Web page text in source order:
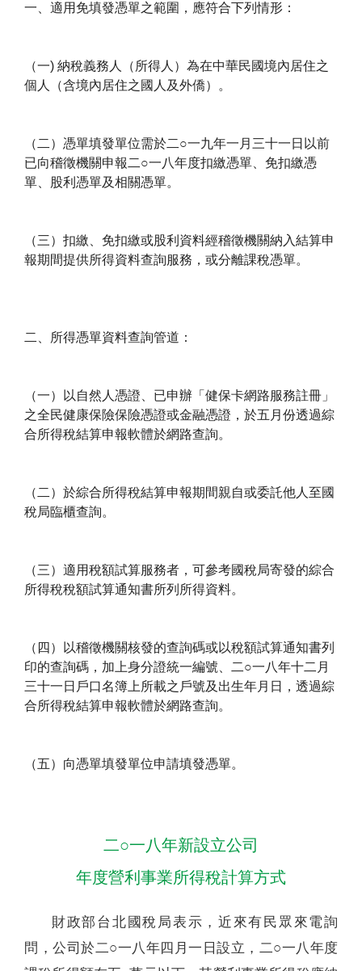
一、適用免填發憑單之範圍，應符合下列情形：
（一) 納稅義務人（所得人）為在中華民國境內居住之
個人（含境內居住之國人及外僑）。
（二）憑單填發單位需於二○一九年一月三十一日以前
已向稽徵機關申報二○一八年度扣繳憑單、免扣繳憑
單、股利憑單及相關憑單。
（三）扣繳、免扣繳或股利資料經稽徵機關納入結算申
報期間提供所得資料查詢服務，或分離課稅憑單。
二、所得憑單資料查詢管道：
（一）以自然人憑證、已申辦「健保卡網路服務註冊」
之全民健康保險保險憑證或金融憑證，於五月份透過綜
合所得稅結算申報軟體於網路查詢。
（二）於綜合所得稅結算申報期間親自或委託他人至國
稅局臨櫃查詢。
（三）適用稅額試算服務者，可參考國稅局寄發的綜合
所得稅稅額試算通知書所列所得資料。
（四）以稽徵機關核發的查詢碼或以稅額試算通知書列
印的查詢碼，加上身分證統一編號、二○一八年十二月
三十一日戶口名簿上所載之戶號及出生年月日，透過綜
合所得稅結算申報軟體於網路查詢。
（五）向憑單填發單位申請填發憑單。
二○一八年新設立公司
年度營利事業所得稅計算方式
財政部台北國稅局表示，近來有民眾來電詢
問，公司於二○一八年四月一日設立，二○一八年度